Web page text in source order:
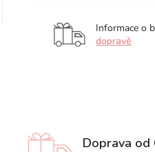
Informace o
dopravě
Doprava od